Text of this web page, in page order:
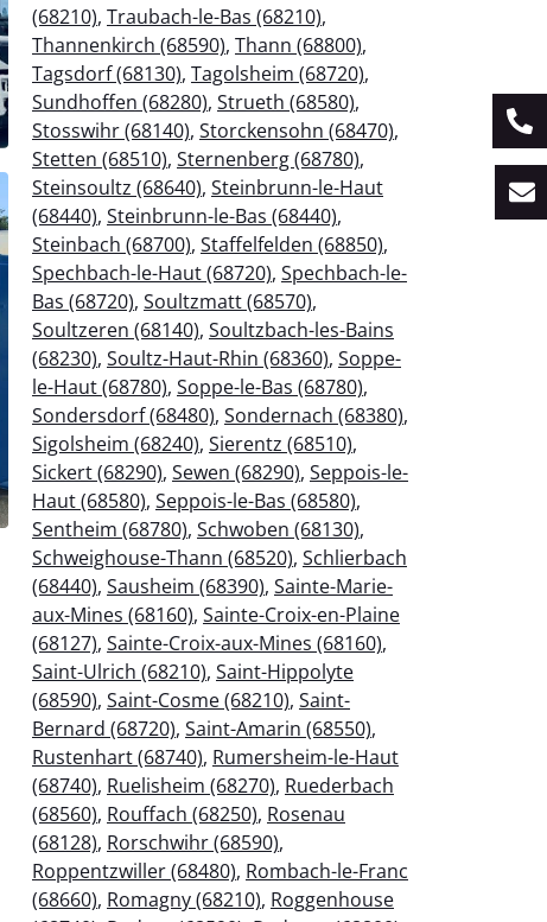
(68210), Traubach-le-Bas (68210),
Thannenkirch (68590), Thann (68800),
Tagsdorf (68130), Tagolsheim (68720),
Sundhoffen (68280), Strueth (68580),
Stosswihr (68140), Storckensohn (68470),
Stetten (68510), Sternenberg (68780),
Steinsoultz (68640), Steinbrunn-le-Haut
(68440), Steinbrunn-le-Bas (68440),
Steinbach (68700), Staffelfelden (68850),
Spechbach-le-Haut (68720), Spechbach-le-
Bas (68720), Soultzmatt (68570),
Soultzeren (68140), Soultzbach-les-Bains
(68230), Soultz-Haut-Rhin (68360), Soppe-
le-Haut (68780), Soppe-le-Bas (68780),
Sondersdorf (68480), Sondernach (68380),
Sigolsheim (68240), Sierentz (68510),
Sickert (68290), Sewen (68290), Seppois-le-
Haut (68580), Seppois-le-Bas (68580),
Sentheim (68780), Schwoben (68130),
Schweighouse-Thann (68520), Schlierbach
(68440), Sausheim (68390), Sainte-Marie-
aux-Mines (68160), Sainte-Croix-en-Plaine
(68127), Sainte-Croix-aux-Mines (68160),
Saint-Ulrich (68210), Saint-Hippolyte
(68590), Saint-Cosme (68210), Saint-
Bernard (68720), Saint-Amarin (68550),
Rustenhart (68740), Rumersheim-le-Haut
(68740), Ruelisheim (68270), Ruederbach
(68560), Rouffach (68250), Rosenau
(68128), Rorschwihr (68590),
Roppentzwiller (68480), Rombach-le-Franc
(68660), Romagny (68210), Roggenhouse